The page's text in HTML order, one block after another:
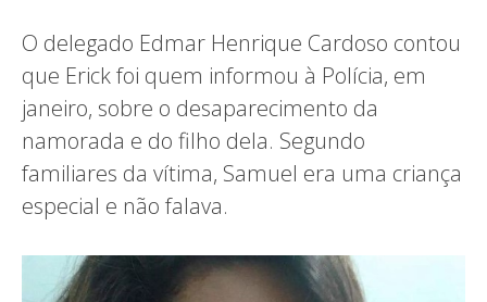
O delegado Edmar Henrique Cardoso contou
que Erick foi quem informou à Polícia, em
janeiro, sobre o desaparecimento da
namorada e do filho dela. Segundo
familiares da vítima, Samuel era uma criança
especial e não falava.